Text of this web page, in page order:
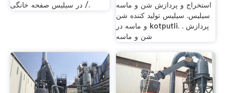
در سیلیس صفحه خانگی /.
استخراج و پردازش شن و ماسه
سیلیس. سیلیس تولید کننده شن
و ماسه در kotputli. . پردازش
شن و ماسه